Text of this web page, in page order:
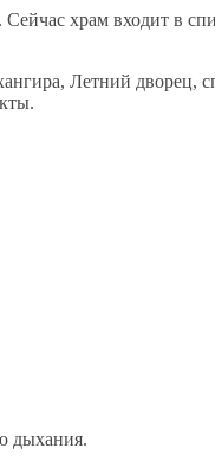
храм входит в
Летний
дыхания.